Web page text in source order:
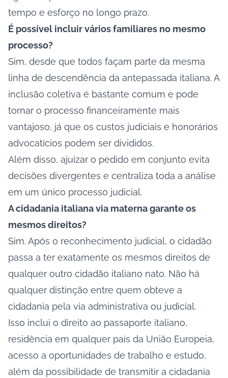
tempo e esforço no longo prazo.
É possível incluir vários familiares no mesmo
processo?
Sim, desde que todos façam parte da mesma
linha de descendência da antepassada italiana. A
inclusão coletiva é bastante comum e pode
tornar o processo financeiramente mais
vantajoso, já que os custos judiciais e honorários
advocatícios podem ser divididos.
Além disso, ajuizar o pedido em conjunto evita
decisões divergentes e centraliza toda a análise
em um único processo judicial.
A cidadania italiana via materna garante os
mesmos direitos?
Sim. Após o reconhecimento judicial, o cidadão
passa a ter exatamente os mesmos direitos de
qualquer outro cidadão italiano nato. Não há
qualquer distinção entre quem obteve a
cidadania pela via administrativa ou judicial.
Isso inclui o direito ao passaporte italiano,
residência em qualquer país da União Europeia,
acesso a oportunidades de trabalho e estudo,
além da possibilidade de transmitir a cidadania